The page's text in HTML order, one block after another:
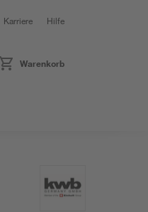
Karriere Hilfe
Warenkorb